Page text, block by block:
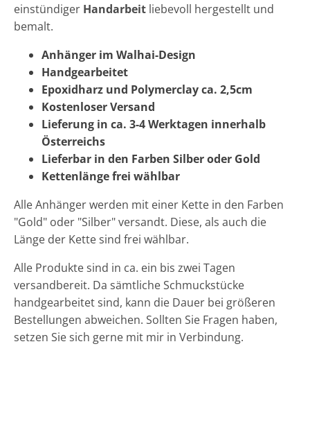
einstündiger Handarbeit liebevoll hergestellt und
bemalt.
Anhänger im Walhai-Design
Handgearbeitet
Epoxidharz und Polymerclay ca. 2,5cm
Kostenloser Versand
Lieferung in ca. 3-4 Werktagen innerhalb
Österreichs
Lieferbar in den Farben Silber oder Gold
Kettenlänge frei wählbar
Alle Anhänger werden mit einer Kette in den Farben
"Gold" oder "Silber" versandt. Diese, als auch die
Länge der Kette sind frei wählbar.
Alle Produkte sind in ca. ein bis zwei Tagen
versandbereit. Da sämtliche Schmuckstücke
handgearbeitet sind, kann die Dauer bei größeren
Bestellungen abweichen. Sollten Sie Fragen haben,
setzen Sie sich gerne mit mir in Verbindung.